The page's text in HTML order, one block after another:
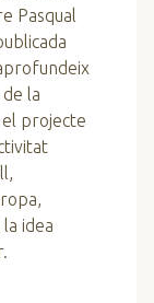
Pasqual
la
el projecte
idea